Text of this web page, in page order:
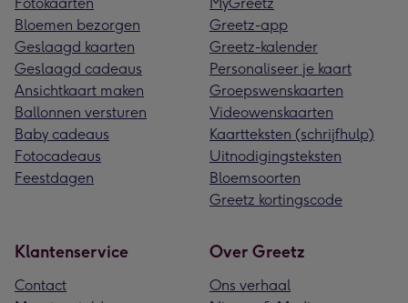
Bloemen bezorgen
Geslaagd kaarten
Geslaagd cadeaus
Ansichtkaart maken
Ballonnen versturen
Baby cadeaus
Fotocadeaus
Feestdagen
Greetz-app
Greetz-kalender
Personaliseer je kaart
Groepswenskaarten
Videowenskaarten
Kaartteksten (schrijfhulp)
Uitnodigingsteksten
Bloemsoorten
Greetz kortingscode
Klantenservice
Contact
Over Greetz
Ons verhaal